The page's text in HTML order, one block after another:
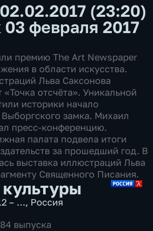
(23:20)
февраля 2017
премию The Art Newspaper
в области искусства.
Льва Саксонова
отсчёта». Уникальной
историки начало
замка. Михаил
пресс-конференцию.
палата подвела итоги
за прошедший год. В
выставка иллюстраций Льва
Священного Писания.
– …, Россия
выпуска